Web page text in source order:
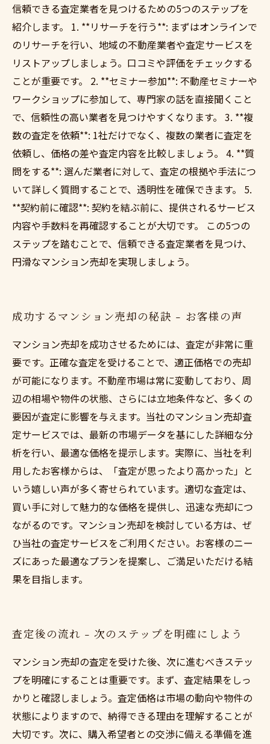
信頼できる査定業者を見つけるための5つのステップを
紹介します。 1. **リサーチを行う**: まずはオンラインで
のリサーチを行い、地域の不動産業者や査定サービスを
リストアップしましょう。口コミや評価をチェックする
ことが重要です。 2. **セミナー参加**: 不動産セミナーや
ワークショップに参加して、専門家の話を直接聞くこと
で、信頼性の高い業者を見つけやすくなります。 3. **複
数の査定を依頼**: 1社だけでなく、複数の業者に査定を
依頼し、価格の差や査定内容を比較しましょう。 4. **質
問をする**: 選んだ業者に対して、査定の根拠や手法につ
いて詳しく質問することで、透明性を確保できます。 5.
**契約前に確認**: 契約を結ぶ前に、提供されるサービス
内容や手数料を再確認することが大切です。 この5つの
ステップを踏むことで、信頼できる査定業者を見つけ、
円滑なマンション売却を実現しましょう。
成功するマンション売却の秘訣 - お客様の声
マンション売却を成功させるためには、査定が非常に重
要です。正確な査定を受けることで、適正価格での売却
が可能になります。不動産市場は常に変動しており、周
辺の相場や物件の状態、さらには立地条件など、多くの
要因が査定に影響を与えます。当社のマンション売却査
定サービスでは、最新の市場データを基にした詳細な分
析を行い、最適な価格を提示します。実際に、当社を利
用したお客様からは、「査定が思ったより高かった」と
いう嬉しい声が多く寄せられています。適切な査定は、
買い手に対して魅力的な価格を提供し、迅速な売却につ
ながるのです。マンション売却を検討している方は、ぜ
ひ当社の査定サービスをご利用ください。お客様のニー
ズにあった最適なプランを提案し、ご満足いただける結
果を目指します。
査定後の流れ - 次のステップを明確にしよう
マンション売却の査定を受けた後、次に進むべきステッ
プを明確にすることは重要です。まず、査定結果をしっ
かりと確認しましょう。査定価格は市場の動向や物件の
状態によりますので、納得できる理由を理解することが
大切です。次に、購入希望者との交渉に備える準備を進